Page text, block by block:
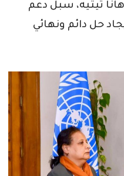
تيتيه، سبل دعم
حل دائم ونهائي